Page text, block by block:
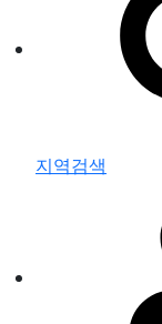
지역검색